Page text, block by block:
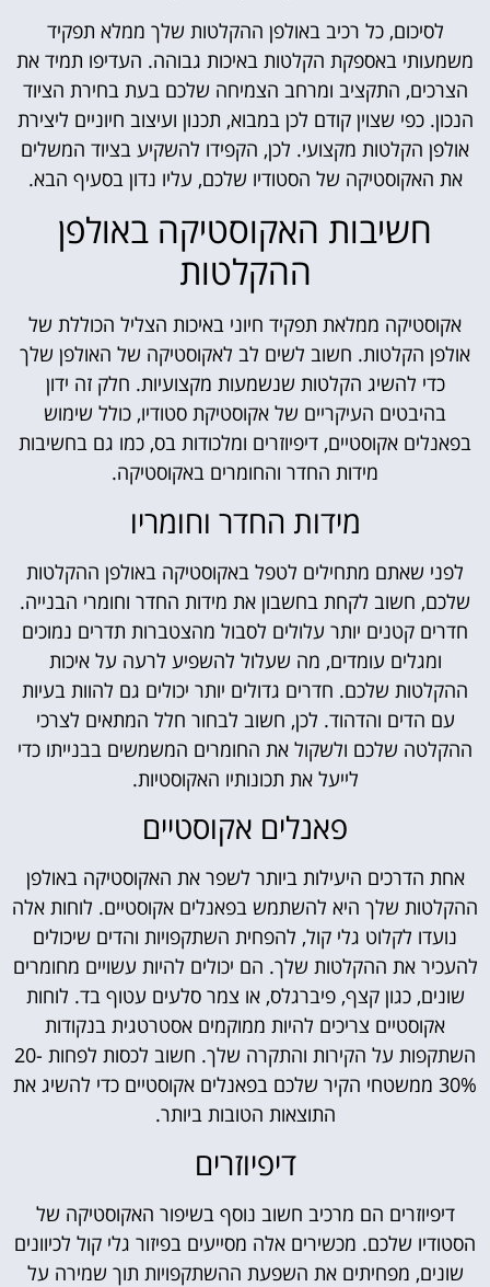
לסיכום, כל רכיב באולפן ההקלטות שלך ממלא תפקיד
משמעותי באספקת הקלטות באיכות גבוהה. העדיפו תמיד את
הצרכים, התקציב ומרחב הצמיחה שלכם בעת בחירת הציוד
הנכון. כפי שצוין קודם לכן במבוא, תכנון ועיצוב חיוניים ליצירת
אולפן הקלטות מקצועי. לכן, הקפידו להשקיע בציוד המשלים
את האקוסטיקה של הסטודיו שלכם, עליו נדון בסעיף הבא.
חשיבות האקוסטיקה באולפן
ההקלטות
אקוסטיקה ממלאת תפקיד חיוני באיכות הצליל הכוללת של
אולפן הקלטות. חשוב לשים לב לאקוסטיקה של האולפן שלך
כדי להשיג הקלטות שנשמעות מקצועיות. חלק זה ידון
בהיבטים העיקריים של אקוסטיקת סטודיו, כולל שימוש
בפאנלים אקוסטיים, דיפיוזרים ומלכודות בס, כמו גם בחשיבות
מידות החדר והחומרים באקוסטיקה.
מידות החדר וחומריו
לפני שאתם מתחילים לטפל באקוסטיקה באולפן ההקלטות
שלכם, חשוב לקחת בחשבון את מידות החדר וחומרי הבנייה.
חדרים קטנים יותר עלולים לסבול מהצטברות תדרים נמוכים
ומגלים עומדים, מה שעלול להשפיע לרעה על איכות
ההקלטות שלכם. חדרים גדולים יותר יכולים גם להוות בעיות
עם הדים והדהוד. לכן, חשוב לבחור חלל המתאים לצרכי
ההקלטה שלכם ולשקול את החומרים המשמשים בבנייתו כדי
לייעל את תכונותיו האקוסטיות.
פאנלים אקוסטיים
אחת הדרכים היעילות ביותר לשפר את האקוסטיקה באולפן
ההקלטות שלך היא להשתמש בפאנלים אקוסטיים. לוחות אלה
נועדו לקלוט גלי קול, להפחית השתקפויות והדים שיכולים
להעכיר את ההקלטות שלך. הם יכולים להיות עשויים מחומרים
שונים, כגון קצף, פיברגלס, או צמר סלעים עטוף בד. לוחות
אקוסטיים צריכים להיות ממוקמים אסטרטגית בנקודות
השתקפות על הקירות והתקרה שלך. חשוב לכסות לפחות 20-
30% ממשטחי הקיר שלכם בפאנלים אקוסטיים כדי להשיג את
התוצאות הטובות ביותר.
דיפיוזרים
דיפיוזרים הם מרכיב חשוב נוסף בשיפור האקוסטיקה של
הסטודיו שלכם. מכשירים אלה מסייעים בפיזור גלי קול לכיוונים
שונים, מפחיתים את השפעת ההשתקפויות תוך שמירה על